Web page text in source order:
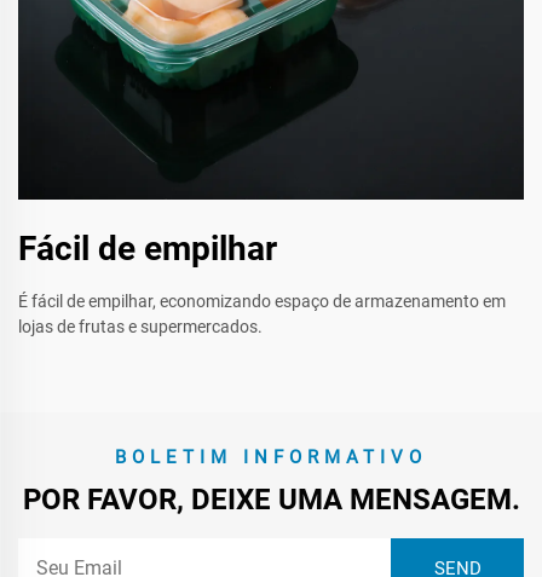
Fácil de empilhar
É fácil de empilhar, economizando espaço de armazenamento em
lojas de frutas e supermercados.
BOLETIM INFORMATIVO
POR FAVOR, DEIXE UMA MENSAGEM.